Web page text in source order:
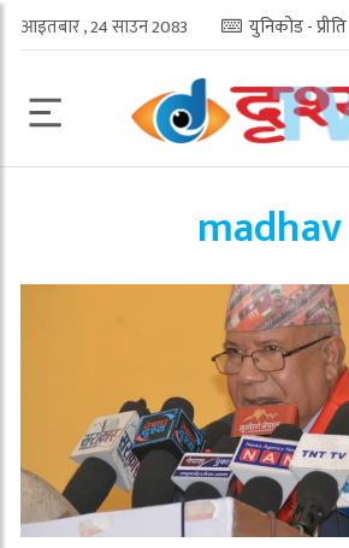
आइतबार , 24 साउन 2083 युनिकोड - प्रीति
madhav